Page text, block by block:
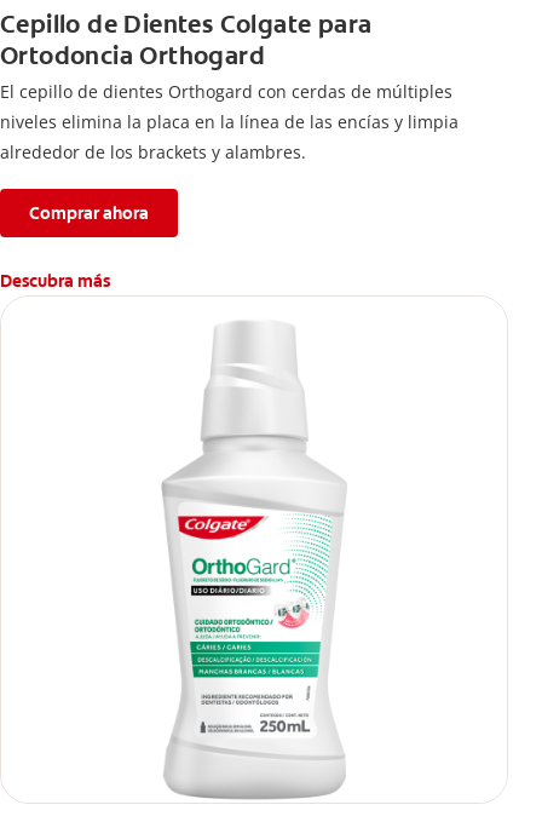
Cepillo de Dientes Colgate para
Ortodoncia Orthogard
El cepillo de dientes Orthogard con cerdas de múltiples
niveles elimina la placa en la línea de las encías y limpia
alrededor de los brackets y alambres.
Comprar ahora
Descubra más